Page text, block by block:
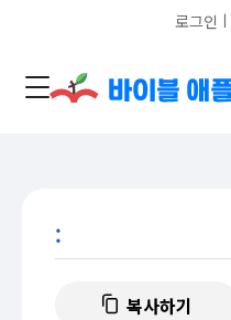
로그인 ㅣ
:
복사하기